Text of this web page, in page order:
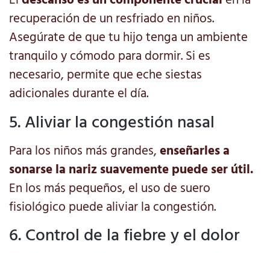
recuperación de un resfriado en niños.
Asegúrate de que tu hijo tenga un ambiente
tranquilo y cómodo para dormir. Si es
necesario, permite que eche siestas
adicionales durante el día.
5. Aliviar la congestión nasal
Para los niños más grandes,enseñarles a
sonarse la nariz suavemente puede ser útil.
En los más pequeños, el uso de suero
fisiológico puede aliviar la congestión.
6. Control de la fiebre y el dolor